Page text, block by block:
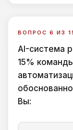
ВОПРОС 6 ИЗ
AI-система
15%
Вы: